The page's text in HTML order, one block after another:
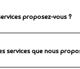
proposez-vous ?
services que nous